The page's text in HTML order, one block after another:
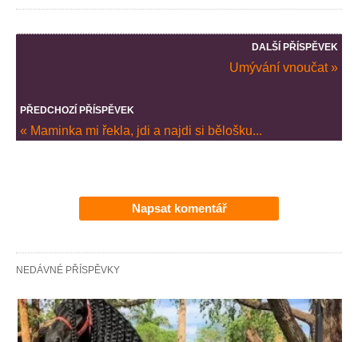
DALŠÍ PŘÍSPĚVEK
Umývání vnoučat »
PŘEDCHOZÍ PŘÍSPĚVEK
« Maminka mi řekla, jdi a najdi si bělošku...
Napsat komentář
NEDÁVNÉ PŘÍSPĚVKY